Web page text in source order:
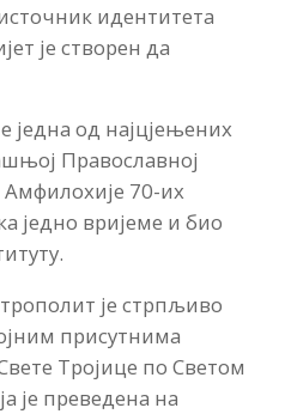
идентитета
је створен да
једна од најцјењених
Православној
70-их
једно вријеме и био
је стрпљиво
присутнима
Тројице по Светом
је преведена на